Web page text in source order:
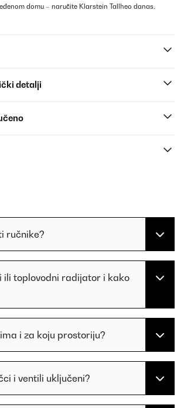
domu – naručite Klarstein Tallheo danas.
detalji
ručnike?
ili toplovodni radijator i kako
i za koju prostoriju?
i ventili uključeni?